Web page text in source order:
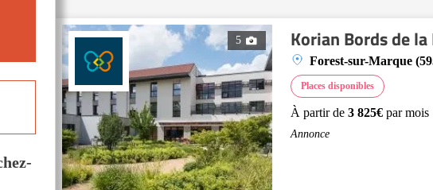
5 Korian Bords de
Forest-sur-Marque
Places disponibles
À partir de 3 825€par mois
Annonce